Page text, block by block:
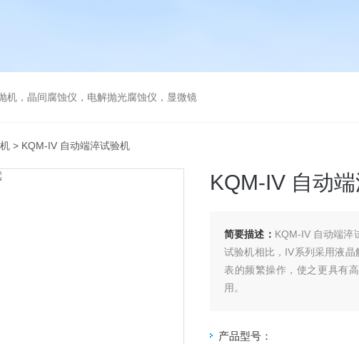
机，晶间腐蚀仪，电解抛光腐蚀仪，显微镜
> KQM-IV 自动端淬试验机
KQM-IV 自动
简要描述： KQM-IV 自动端淬
试验机相比，IV系列采用液
表的频繁操作，使之更具有
用。
产品型号：